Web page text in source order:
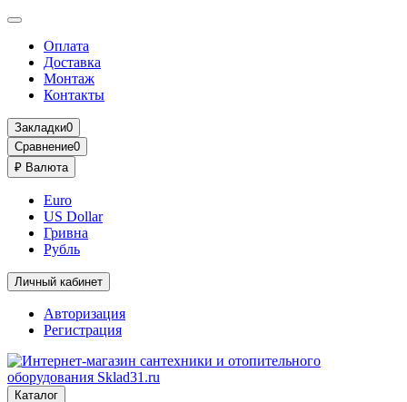
Оплата
Доставка
Монтаж
Контакты
Закладки0
Сравнение0
₽ Валюта
Euro
US Dollar
Гривна
Рубль
Личный кабинет
Авторизация
Регистрация
Каталог